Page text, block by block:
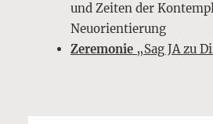
und Zeiten der
Neuorientierung
Zeremonie „Sag JA zu